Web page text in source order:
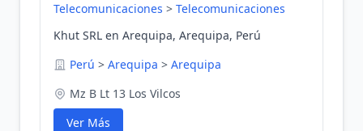
Telecomunicaciones > Telecomunicaciones
Khut SRL en Arequipa, Arequipa, Perú
Perú > Arequipa > Arequipa
Mz B Lt 13 Los Vilcos
Ver Más